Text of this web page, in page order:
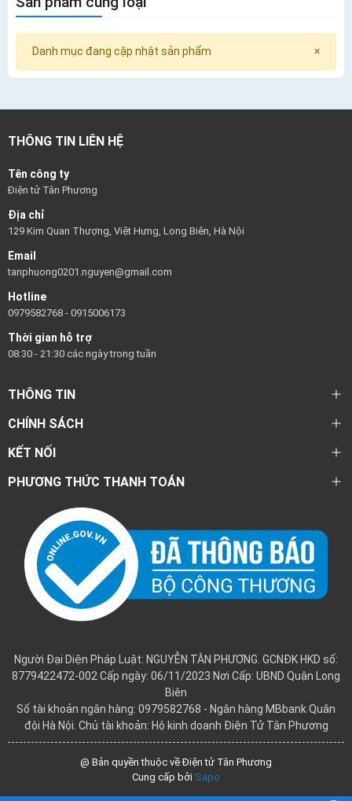
×
Danh mục đang cập nhật sản phẩm
THÔNG TIN LIÊN HỆ
Tên công ty
Điện tử Tân Phương
Địa chỉ
129 Kim Quan Thượng, Việt Hưng, Long Biên, Hà Nội
Email
tanphuong0201.nguyen@gmail.com
Hotline
0979582768 - 0915006173
Thời gian hỗ trợ
08:30 - 21:30 các ngày trong tuần
THÔNG TIN
CHÍNH SÁCH
KẾT NỐI
PHƯƠNG THỨC THANH TOÁN
Người Đại Diện Pháp Luật: NGUYỄN TÂN PHƯƠNG. GCNĐK HKD số:
8779422472-002 Cấp ngày: 06/11/2023 Nơi Cấp: UBND Quận Long
Biên
Số tài khoản ngân hàng: 0979582768 - Ngân hàng MBbank Quân
đội Hà Nội. Chủ tài khoản: Hộ kinh doanh Điện Tử Tân Phương
@ Bản quyền thuộc về Điện tử Tân Phương
Cung cấp bởi Sapo